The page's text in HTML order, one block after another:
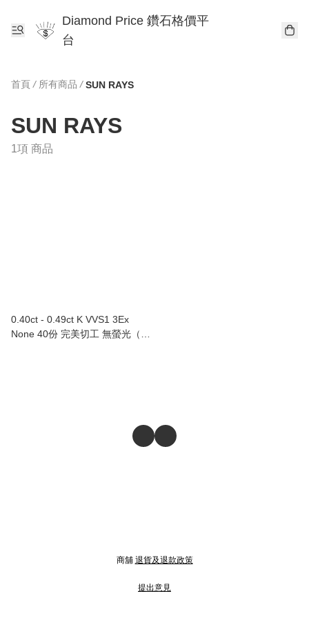
Diamond Price 鑽石格價平
台
首頁 / 所有商品 / SUN RAYS
SUN RAYS
1項 商品
0.40ct - 0.49ct K VVS1 3Ex
None 40份 完美切工 無螢光（附
商舖 退貨及退款政策
提出意見